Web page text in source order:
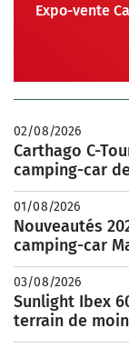
Expo-vente
02/08/2026
Carthago C-
camping-car
01/08/2026
Nouveautés
camping-car
03/08/2026
Sunlight Ibex
terrain de